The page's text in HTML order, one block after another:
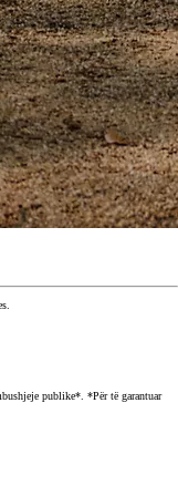
publike*. *Për të garantuar